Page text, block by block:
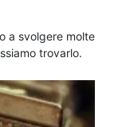
a svolgere molte
trovarlo.